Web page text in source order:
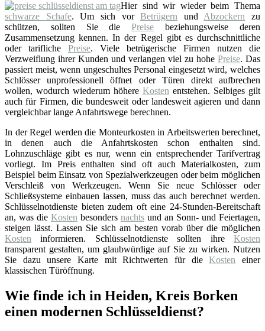
Hier sind wir wieder beim Thema
schwarze Schafe. Um sich vorBetrügern undAbzockern zu
schützen, sollten Sie diePreise beziehungsweise deren
Zusammensetzung kennen. In der Regel gibt es durchschnittliche
oder tarifliche Preise. Viele betrügerische Firmen nutzen die
Verzweiflung ihrer Kunden und verlangen viel zu hohe Preise. Das
passiert meist, wenn ungeschultes Personal eingesetzt wird, welches
Schlösser unprofessionell öffnet oder Türen direkt aufbrechen
wollen, wodurch wiederum höhere Kosten entstehen. Selbiges gilt
auch für Firmen, die bundesweit oder landesweit agieren und dann
vergleichbar lange Anfahrtswege berechnen.
In der Regel werden die Monteurkosten in Arbeitswerten berechnet,
in denen auch die Anfahrtskosten schon enthalten sind.
Lohnzuschläge gibt es nur, wenn ein entsprechender Tarifvertrag
vorliegt. Im Preis enthalten sind oft auch Materialkosten, zum
Beispiel beim Einsatz von Spezialwerkzeugen oder beim möglichen
Verschleiß von Werkzeugen. Wenn Sie neue Schlösser oder
Schließsysteme einbauen lassen, muss das auch berechnet werden.
Schlüsselnotdienste bieten zudem oft eine 24-Stunden-Bereitschaft
an, was die Kosten besonders nachts und an Sonn- und Feiertagen,
steigen lässt. Lassen Sie sich am besten vorab über die möglichen
Kosten informieren. Schlüsselnotdienste sollten ihre Kosten
transparent gestalten, um glaubwürdige auf Sie zu wirken. Nutzen
Sie dazu unsere Karte mit Richtwerten für dieKosten einer
klassischen Türöffnung.
Wie finde ich in Heiden, Kreis Borken
einen modernen Schlüsseldienst?